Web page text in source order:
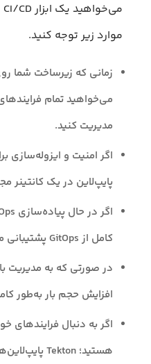
موارد زیر توجه کنید.
زمانی که زیرساخت شما
مدیریت کنید.
اگر امنیت و ایزوله‌سازی
پایپ‌لاین در یک کانتینر
کامل از GitOps پشتیبانی می‌کند.
افزایش حجم بار به‌طور
اگر به دنبال فرایندهای